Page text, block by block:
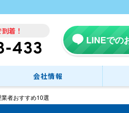
着！
433 LINEでの
会社情報
者おすすめ10選